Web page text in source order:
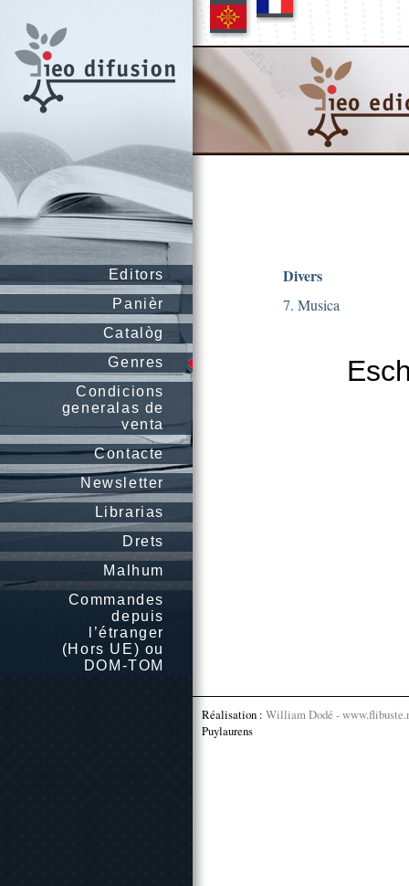
Editors
Panièr
Catalòg
Genres
Condicions
generalas de
venta
Contacte
Newsletter
Librarias
Drets
Malhum
Commandes
depuis
l’étranger
(Hors UE) ou
DOM-TOM
Divers
7. Musica
Réalisation : William Dodé -
Puylaurens